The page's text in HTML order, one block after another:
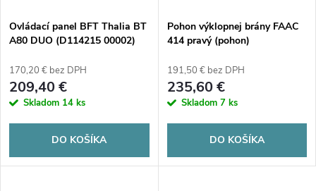
e
p
r
d
s
p
r
o
d
Ovládací panel BFT Thalia BT
A80 DUO (D114215 00002)
170,20 € bez DPH
209,40 €
Skladom 14 ks
DO KOŠÍKA
Pohon výklopnej brány FAAC
414 pravý (pohon)
191,50 € bez DPH
235,60 €
Skladom 7 ks
DO KOŠÍKA